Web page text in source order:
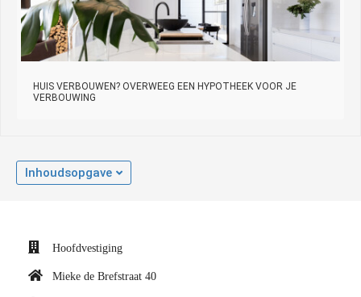
Inhoudsopgave
HUIS VERBOUWEN? OVERWEEG EEN HYPOTHEEK VOOR JE
VERBOUWING
Hoofdvestiging
Mieke de Brefstraat 40